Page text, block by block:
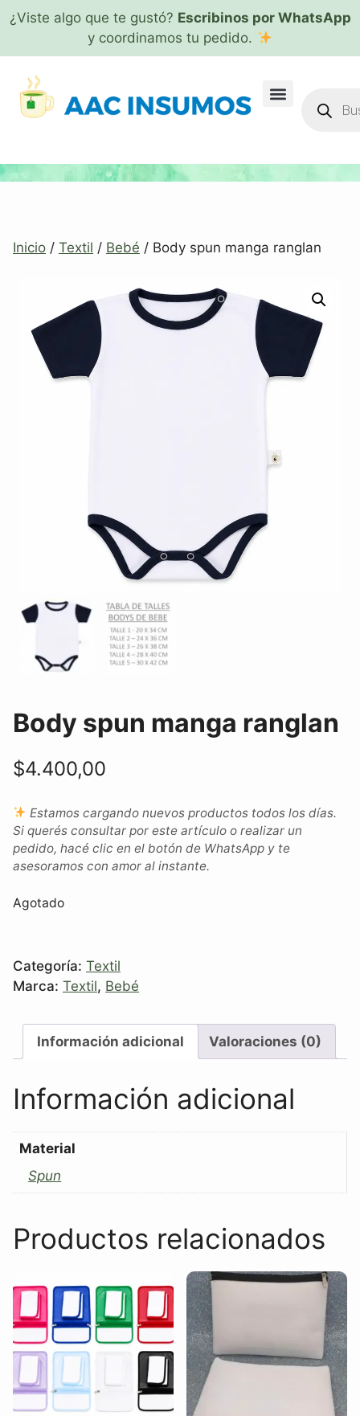
¿Viste algo que te gustó? Escribinos por WhatsApp
y coordinamos tu pedido.
Inicio / Textil / Bebé / Body spun manga ranglan
Body spun manga ranglan
$4.400,00
Estamos cargando nuevos productos todos los días.
Si querés consultar por este artículo o realizar un
pedido, hacé clic en el botón de WhatsApp y te
asesoramos con amor al instante.
Agotado
Categoría: Textil
Marca: Textil, Bebé
Información adicional Valoraciones (0)
Información adicional
Material
Spun
Productos relacionados